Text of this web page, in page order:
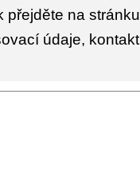
přejděte na
údaje,